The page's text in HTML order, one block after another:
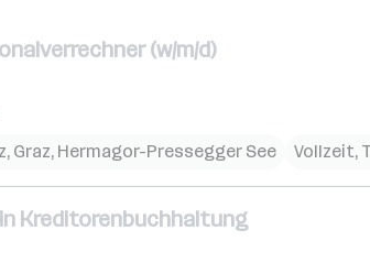
(w/m/d)
, Graz, Hermagor-Pressegger See Vollzeit,
Kreditorenbuchhaltung